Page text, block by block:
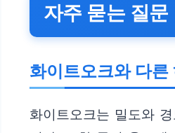
자주 묻는 질문
화이트오크와 다
화이트오크는 밀도와